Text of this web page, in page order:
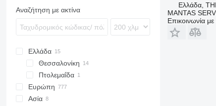
Tourismo
Travego
FL
FM
N-series
VNL
Αναζήτηση με ακτίνα
Ελλάδα
Θεσσαλονίκη
Πτολεμαΐδα
Ευρώπη
Ασία
Ελλάδα,
MANTAS
Επικοινωνία